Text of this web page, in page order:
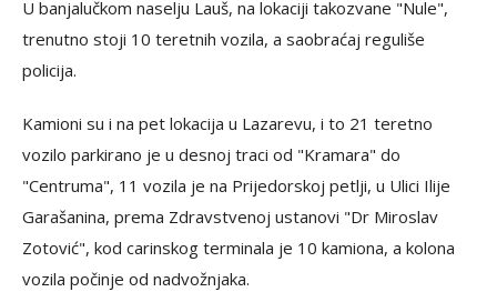
U banjalučkom naselju Lauš, na lokaciji takozvane "Nule",
trenutno stoji 10 teretnih vozila, a saobraćaj reguliše
policija.
Kamioni su i na pet lokacija u Lazarevu, i to 21 teretno
vozilo parkirano je u desnoj traci od "Kramara" do
"Centruma", 11 vozila je na Prijedorskoj petlji, u Ulici Ilije
Garašanina, prema Zdravstvenoj ustanovi "Dr Miroslav
Zotović", kod carinskog terminala je 10 kamiona, a kolona
vozila počinje od nadvožnjaka.